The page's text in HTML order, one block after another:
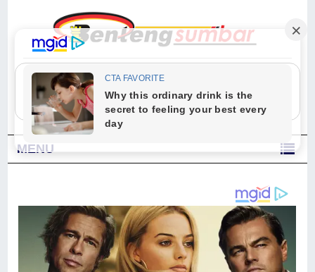
"Sesungguhnya Allah dan para malaikat-Nya berselawat untuk Nabi.
Wahai orang-orang yang beriman, berselawatlah kamu untuk Nabi dan
ucapkanlah salam dengan penuh penghormatan kepadanya." (Qs. Al
Ahzab Ayat 56)
MENU